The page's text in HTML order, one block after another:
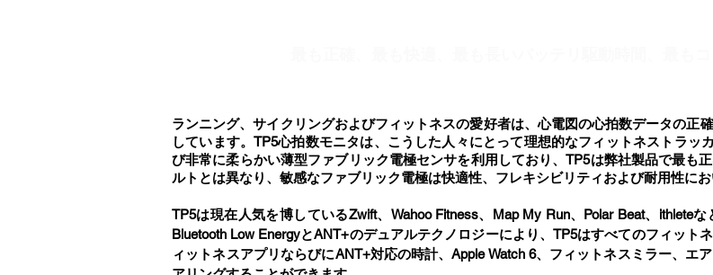
ランニング、サイクリングおよびフィットネスの愛好者は、心電図の心拍数データの正
しています。TP5心拍数モニタは、こうした人々にとって理想的なフィットネストラ
び非常に柔らかい薄型ファブリック電極センサを利用しており、TP5は弊社製品で最も
ルトとは異なり、敏感なファブリック電極は快適性、フレキシビリティおよび耐用性にお
TP5は現在人気を博しているZwift、Wahoo Fitness、Map My Run、Polar Beat、ithlete
Bluetooth Low EnergyとANT+のデュアルテクノロジーにより、TP5はすべてのフィット
ィットネスアプリならびにANT+対応の時計、Apple Watch 6、フィットネスミラー、エ